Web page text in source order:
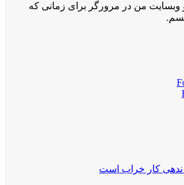
و وبسایت من در مرورگر برای زمانی که
کار خراب است